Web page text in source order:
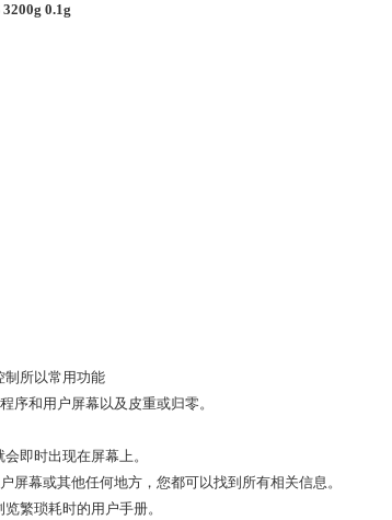
0.1g
制所以常用功能
序和用户屏幕以及皮重或归零。
即时出现在屏幕上。
屏幕或其他任何地方，您都可以找到所有相关信息。
繁琐耗时的用户手册。